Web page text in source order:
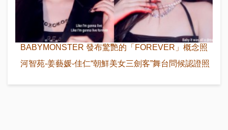
BABYMONSTER 發布驚艷的「FOREVER」概念照
河智苑-姜藝媛-佳仁“朝鮮美女三劍客”舞台問候認證照